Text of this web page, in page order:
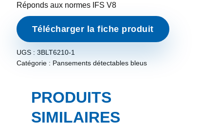
Réponds aux normes IFS V8
Télécharger la fiche produit
UGS : 3BLT6210-1
Catégorie : Pansements détectables bleus
PRODUITS
SIMILAIRES